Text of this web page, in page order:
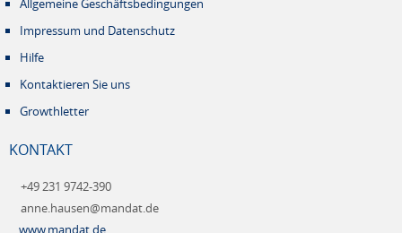
Allgemeine Geschäftsbedingungen
Impressum und Datenschutz
Hilfe
Kontaktieren Sie uns
Growthletter
KONTAKT
+49 231 9742-390
anne.hausen@mandat.de
www.mandat.de